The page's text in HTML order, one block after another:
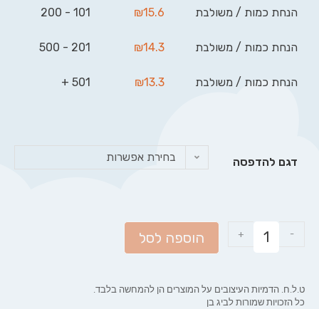
הנחת כמות / משולבת ₪15.6
101 - 200
הנחת כמות / משולבת ₪14.3
201 - 500
הנחת כמות / משולבת ₪13.3
501 +
דגם להדפסה בחירת אפשרות
-
+ הוספה לסל
ט.ל.ח. הדמיות העיצובים על המוצרים הן להמחשה בלבד.
כל הזכויות שמורות לביג בן